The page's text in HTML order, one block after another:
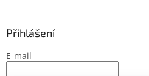
Přihlášení
E-mail